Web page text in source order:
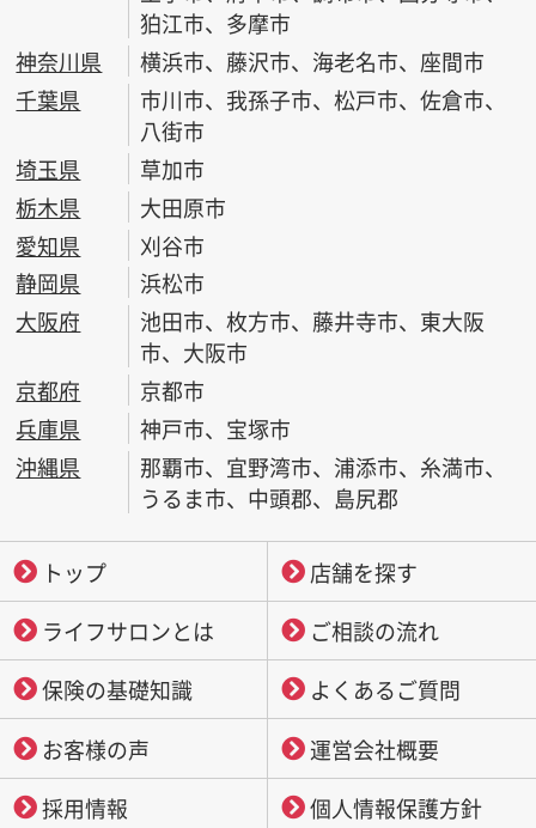
狛江市、多摩市
神奈川県
横浜市、藤沢市、海老名市、座間市
千葉県
市川市、我孫子市、松戸市、佐倉市、
八街市
埼玉県
草加市
栃木県
大田原市
愛知県
刈谷市
静岡県
浜松市
大阪府
池田市、枚方市、藤井寺市、東大阪
市、大阪市
京都府
京都市
兵庫県
神戸市、宝塚市
沖縄県
那覇市、宜野湾市、浦添市、糸満市、
うるま市、中頭郡、島尻郡
トップ
店舗を探す
ライフサロンとは
ご相談の流れ
保険の基礎知識
よくあるご質問
お客様の声
運営会社概要
採用情報
個人情報保護方針